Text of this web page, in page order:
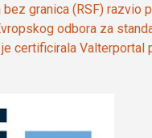
granica (RSF) razvio
odbora za
certificirala Valterportal